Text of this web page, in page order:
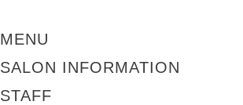
MENU
SALON INFORMATION
STAFF